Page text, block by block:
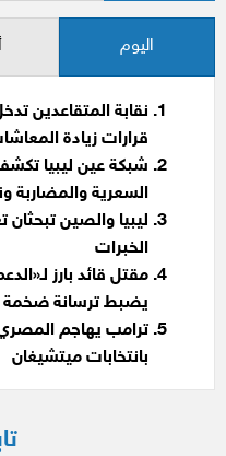
اليوم
نقابة المتقاعدين
قرارات زيادة
شبكة عين ليبيا
السعرية والمضاربة
ليبيا والصين تبحثان
الخبرات
مقتل قائد بارز
يضبط ترسانة ضخمة
ترامب يهاجم
بانتخابات ميتشيغان